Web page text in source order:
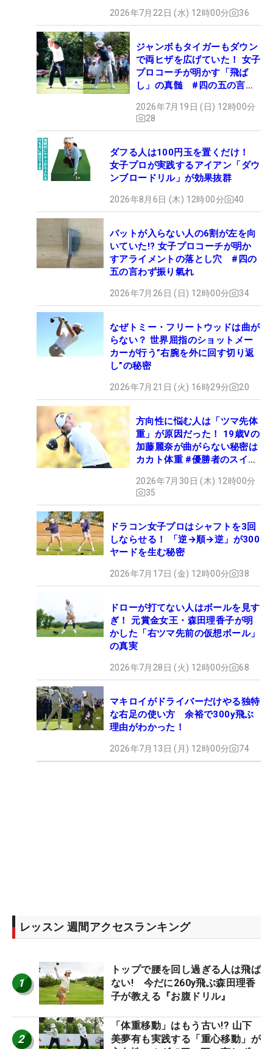
2026年7月22日 (水) 12時00分 36
ジャンボもタイガーもダウン
で両ヒザを広げていた！ 女子
プロコーチが明かす「飛ば
し」の真髄 #四の五の言わ
2026年7月19日 (日) 12時00分
28
ダフる人は100円玉を置くだけ！
女子プロが実践するアイアン「ダウ
ンブロードリル」が効果抜群
2026年8月6日 (木) 12時00分 40
パットが入らない人の6割が左を向
いていた!? 女子プロコーチが明か
すアライメントの落とし穴 #四の
五の言わず振り氣れ
2026年7月26日 (日) 12時00分 34
なぜトミー・フリートウッドは曲が
らない？ 世界屈指のショットメー
カーが行う”右腕を外に回す切り返
し”の秘密
2026年7月21日 (火) 16時29分 20
方向性に悩む人は「ツマ先体
重」が原因だった！ 19歳Vの
加藤麗奈が曲がらない秘密は
カカト体重 #優勝者のスイン
2026年7月30日 (木) 12時00分
35
ドラコン女子プロはシャフトを3回
しならせる！ 「逆→順→逆」が300
ヤードを生む秘密
2026年7月17日 (金) 12時00分 38
ドローが打てない人はボールを見す
ぎ！ 元賞金女王・森田理香子が明
かした「右ツマ先前の仮想ボール」
の真実
2026年7月28日 (火) 12時00分 68
マキロイがドライバーだけやる独特
な右足の使い方 余裕で300y飛ぶ
理由がわかった！
2026年7月13日 (月) 12時00分 74
レッスン 週間アクセスランキング
1
トップで腰を回し過ぎる人は飛ば
ない! 今だに260y飛ぶ森田理香
子が教える『お腹ドリル』
2
「体重移動」はもう古い!? 山下
美夢有も実践する「重心移動」が